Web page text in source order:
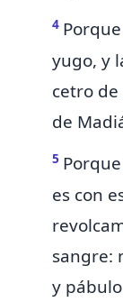
4
yugo, y
cetro de
de
5
es con
sangre:
y